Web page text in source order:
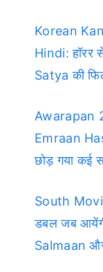
Korean
Hindi: हॉरर
Satya की
Awarapan
Emraan
छोड़ गया कई
South
डबल जब
Salmaan